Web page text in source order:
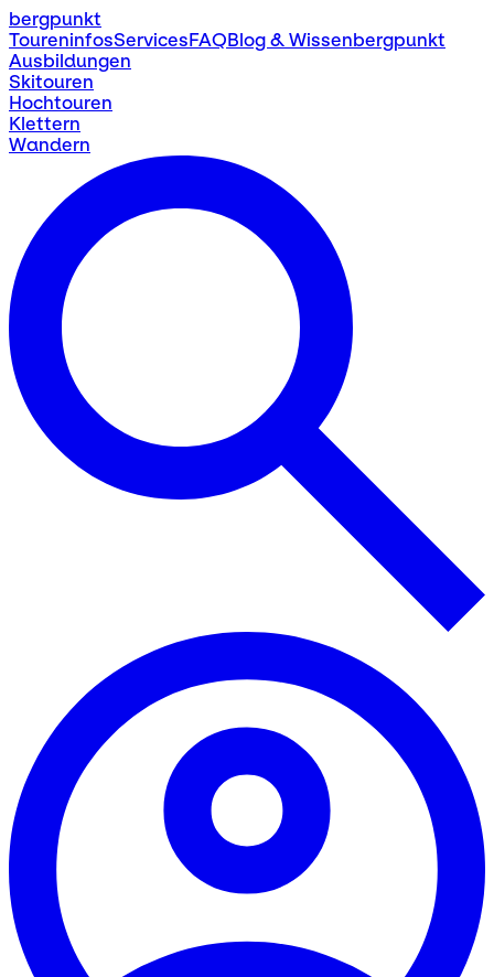
bergpunkt
ToureninfosServicesFAQBlog & Wissenbergpunkt
Ausbildungen
Skitouren
Hochtouren
Klettern
Wandern